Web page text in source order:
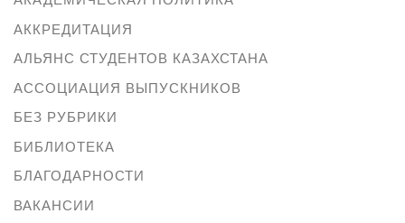
АККРЕДИТАЦИЯ
АЛЬЯНС СТУДЕНТОВ КАЗАХСТАНА
АССОЦИАЦИЯ ВЫПУСКНИКОВ
БЕЗ РУБРИКИ
БИБЛИОТЕКА
БЛАГОДАРНОСТИ
ВАКАНСИИ